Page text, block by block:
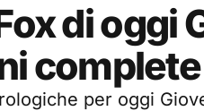
di oggi
per oggi